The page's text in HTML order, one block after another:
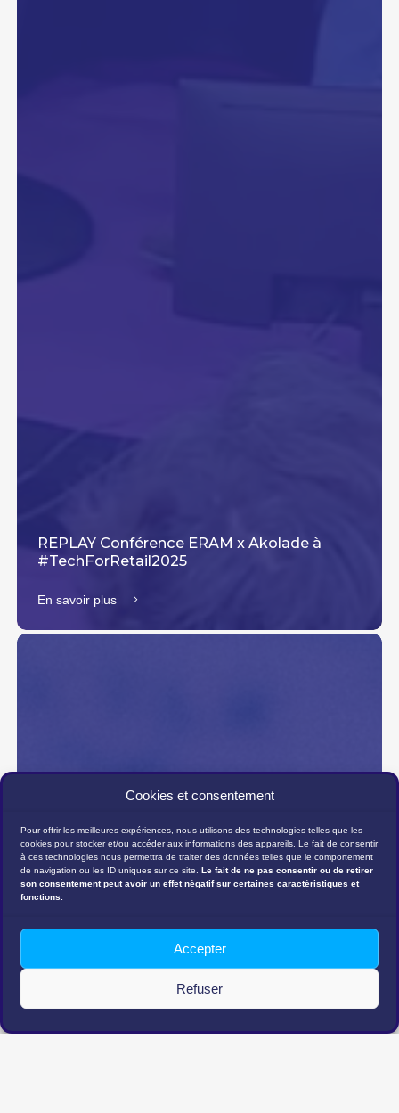
Cookies et consentement
Pour offrir les meilleures expériences, nous utilisons des technologies telles que les
cookies pour stocker et/ou accéder aux informations des appareils. Le fait de consentir
à ces technologies nous permettra de traiter des données telles que le comportement
de navigation ou les ID uniques sur ce site. Le fait de ne pas consentir ou de retirer
son consentement peut avoir un effet négatif sur certaines caractéristiques et
fonctions.
Accepter
Refuser
REPLAY Conférence ERAM x Akolade à
#TechForRetail2025
En savoir plus